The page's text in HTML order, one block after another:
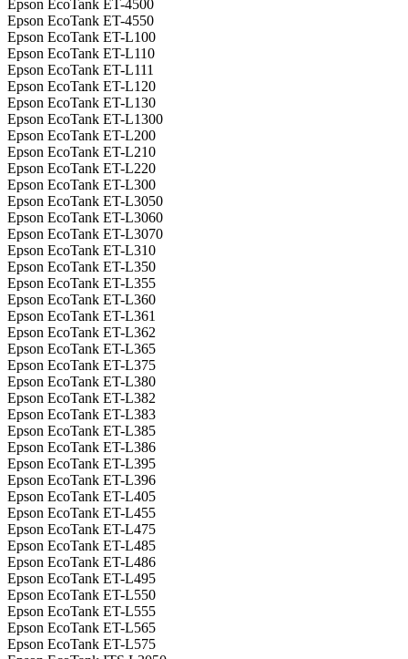
Epson EcoTank ET-4500
Epson EcoTank ET-4550
Epson EcoTank ET-L100
Epson EcoTank ET-L110
Epson EcoTank ET-L111
Epson EcoTank ET-L120
Epson EcoTank ET-L130
Epson EcoTank ET-L1300
Epson EcoTank ET-L200
Epson EcoTank ET-L210
Epson EcoTank ET-L220
Epson EcoTank ET-L300
Epson EcoTank ET-L3050
Epson EcoTank ET-L3060
Epson EcoTank ET-L3070
Epson EcoTank ET-L310
Epson EcoTank ET-L350
Epson EcoTank ET-L355
Epson EcoTank ET-L360
Epson EcoTank ET-L361
Epson EcoTank ET-L362
Epson EcoTank ET-L365
Epson EcoTank ET-L375
Epson EcoTank ET-L380
Epson EcoTank ET-L382
Epson EcoTank ET-L383
Epson EcoTank ET-L385
Epson EcoTank ET-L386
Epson EcoTank ET-L395
Epson EcoTank ET-L396
Epson EcoTank ET-L405
Epson EcoTank ET-L455
Epson EcoTank ET-L475
Epson EcoTank ET-L485
Epson EcoTank ET-L486
Epson EcoTank ET-L495
Epson EcoTank ET-L550
Epson EcoTank ET-L555
Epson EcoTank ET-L565
Epson EcoTank ET-L575